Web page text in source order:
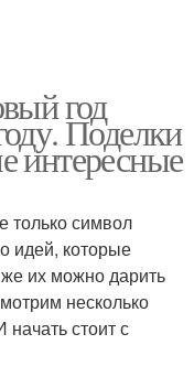
год
Поделки
интересные
только символ
идей, которые
их можно дарить
несколько
стоит с